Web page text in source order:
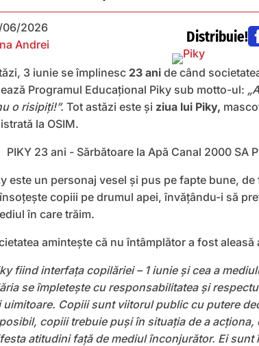
06/2026
Andrei
Distribuie!
3 iunie se împlinesc 23 ani de când
Programul Educaţional Piky sub motto-ul:
o risipiți!”. Tot astăzi este și ziua lui Piky,
la OSIM.
este un personaj vesel și pus pe fapte bune,
copiii pe drumul apei, învățându-i să
în care trăim.
amintește că nu întâmplător a fost aleasă
fiind interfața copilăriei – 1 iunie și cea a
se împletește cu responsabilitatea și
uimitoare. Copiii sunt viitorul public cu putere
copiii trebuie puși în situația de a acționa,
atitudini față de mediul înconjurător. Ei